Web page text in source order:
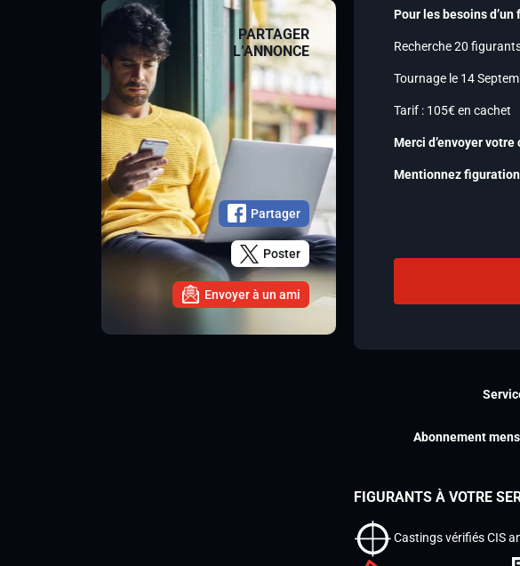
PARTAGER
L’ANNONCE
Partager
Poster
Envoyer à un ami
Pour les besoins
Recherche 20
Tournage le 14
Tarif : 105€ en cachet
Merci d’envoyer
Mentionnez
Abonnement
FIGURANTS À VOTRE
Castings vérifiés CIS